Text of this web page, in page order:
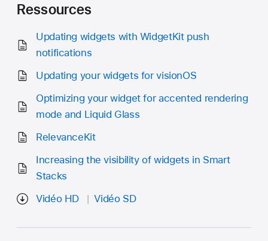
Ressources
Updating widgets with WidgetKit push
notifications
Updating your widgets for visionOS
Optimizing your widget for accented rendering
mode and Liquid Glass
RelevanceKit
Increasing the visibility of widgets in Smart
Stacks
Vidéo HD
Vidéo SD